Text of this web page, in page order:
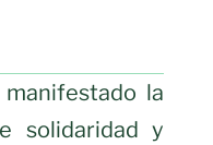
la
solidaridad y